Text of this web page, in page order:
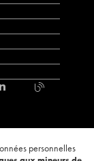
personnelles